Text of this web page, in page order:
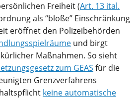
Freiheit (Art. 13 ital.
als “bloße” Einschränkung
eröffnet den Polizeibehörden
und birgt
Maßnahmen. So sieht
zum GEAS für die
Grenzverfahrens
keine automatische